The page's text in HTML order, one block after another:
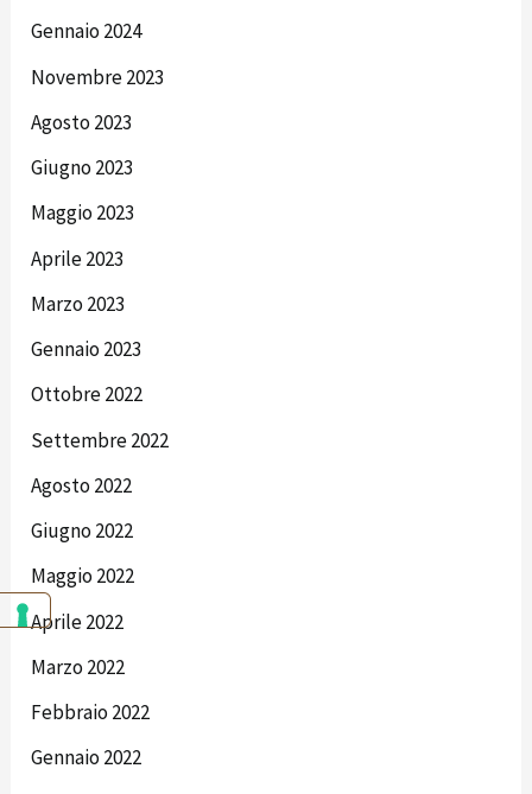
Gennaio 2024
Novembre 2023
Agosto 2023
Giugno 2023
Maggio 2023
Aprile 2023
Marzo 2023
Gennaio 2023
Ottobre 2022
Settembre 2022
Agosto 2022
Giugno 2022
Maggio 2022
Aprile 2022
Marzo 2022
Febbraio 2022
Gennaio 2022